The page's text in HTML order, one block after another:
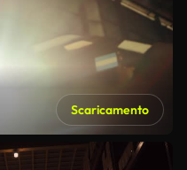
Scaricamento